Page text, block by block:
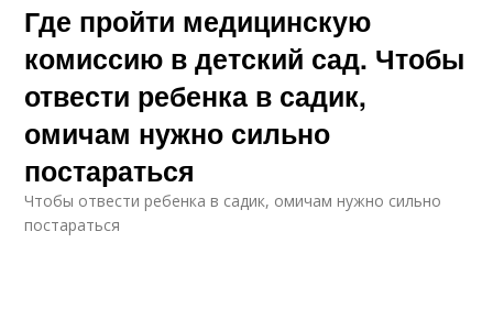
Где пройти медицинскую
комиссию в детский сад. Чтобы
отвести ребенка в садик,
омичам нужно сильно
постараться
Чтобы отвести ребенка в садик, омичам нужно сильно
постараться